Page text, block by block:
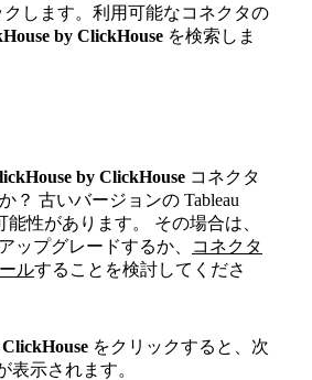
クします。利用可能なコネクタの
by ClickHouse を検索しま
by ClickHouse コネクタ
？ 古いバージョンの Tableau
能性があります。 その場合は、
ップグレードするか、
コネクタ
ルすることを検討してくださ
をクリックすると、次
表示されます。